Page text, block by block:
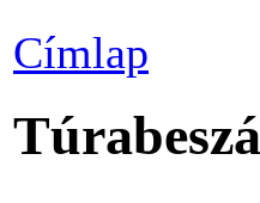
Címlap